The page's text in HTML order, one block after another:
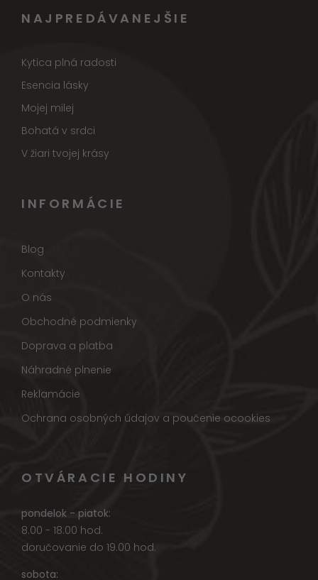
NAJPREDÁVANEJŠIE
Kytica plná radosti
Esencia lásky
Mojej milej
Bohatá v srdci
V žiari tvojej krásy
INFORMÁCIE
Blog
Kontakty
O nás
Obchodné podmienky
Doprava a platba
Náhradné plnenie
Reklamácie
Ochrana osobných údajov a poučenie ocookies
OTVÁRACIE HODINY
pondelok - piatok:
8.00 - 18.00 hod.
doručovanie do 19.00 hod.
sobota: